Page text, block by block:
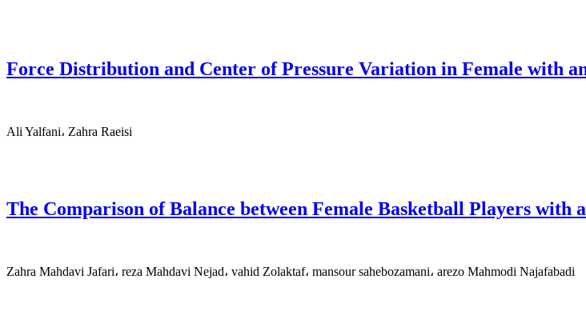
Force Distribution and Center of Pressure Variation in Female with
Ali Yalfani، Zahra Raeisi
The Comparison of Balance between Female Basketball Players
Zahra Mahdavi Jafari، reza Mahdavi Nejad، vahid Zolaktaf، mansour sahebozamani، arezo Mahmodi Najafabadi